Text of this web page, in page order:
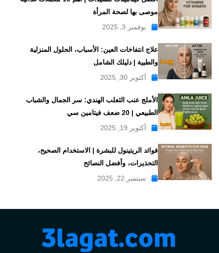
موصى بها لصحة المرأة
نوفمبر 3, 2025
علاج انتفاخات العين: الأسباب، الحلول المنزلية
والطبية | دليلك الشامل
أكتوبر 30, 2025
الأملج عنب الثعلب الهندي: سر الجمال والشباب
الطبيعي | 20 ضعف فيتامين سي
أكتوبر 19, 2025
فوائد الريتينول للبشرة | الاستخدام الصحيح،
التحذيرات، وأفضل النصائح
سبتمبر 22, 2025